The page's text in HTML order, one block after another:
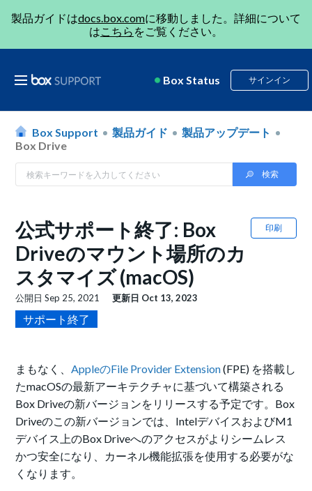
製品ガイドはdocs.box.comに移動しました。詳細について
はこちら をご覧ください。
Box Status サインイン
Box Support 製品ガイド
製品アップデート
Box Drive
印刷
公式サポート終了: Box
Driveのマウント場所のカ
スタマイズ (macOS)
公開日Sep 25, 2021 更新日 Oct 13, 2023
サポート終了
まもなく、AppleのFile Provider Extension(FPE) を搭載し
たmacOSの最新アーキテクチャに基づいて構築される
Box Driveの新バージョンをリリースする予定です。 Box
Driveのこの新バージョンでは、IntelデバイスおよびM1
デバイス上のBox Driveへのアクセスがよりシームレス
かつ安全になり、カーネル機能拡張を使用する必要がな
くなります。